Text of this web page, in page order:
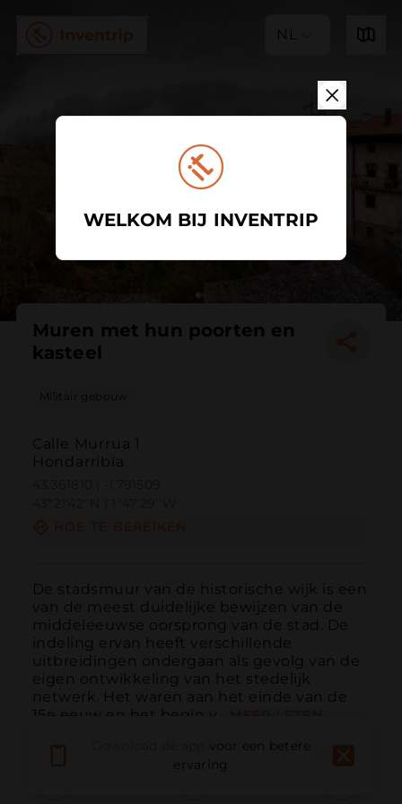
NL
Muren met hun poorten en
kasteel
Militair gebouw
Calle Murrua 1
Hondarribia
De stadsmuur van de historische wijk is een
van de meest duidelijke bewijzen van de
middeleeuwse oorsprong van de stad. De
indeling ervan heeft verschillende
uitbreidingen ondergaan als gevolg van de
eigen ontwikkeling van het stedelijk
netwerk. Het waren aan het einde van de
15e eeuw en het begin v...
voor een betere
ervaring
WELKOM BIJ INVENTRIP